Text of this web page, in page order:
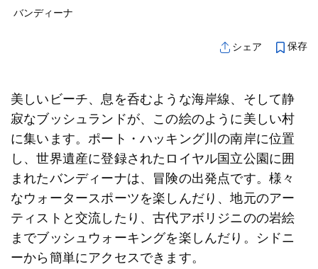
バンディーナ
シェア 保存
美しいビーチ、息を呑むような海岸線、そして静
寂なブッシュランドが、この絵のように美しい村
に集います。ポート・ハッキング川の南岸に位置
し、世界遺産に登録されたロイヤル国立公園に囲
まれたバンディーナは、冒険の出発点です。様々
なウォータースポーツを楽しんだり、地元のアー
ティストと交流したり、古代アボリジニのの岩絵
までブッシュウォーキングを楽しんだり。シドニ
ーから簡単にアクセスできます。